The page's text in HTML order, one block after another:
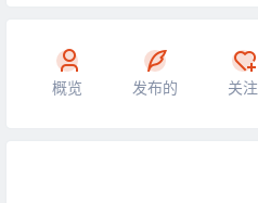
概览 发布的 关注